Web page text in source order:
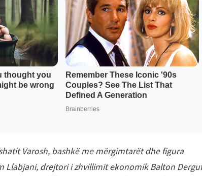
Varosh, bashkë me mërgimtarët dhe figura
Llabjani, drejtori i zhvillimit ekonomik Balton